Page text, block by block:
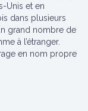
Unis et en
dans plusieurs
grand nombre de
à l’étranger.
en nom propre